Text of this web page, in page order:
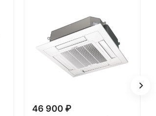
46 900 ₽